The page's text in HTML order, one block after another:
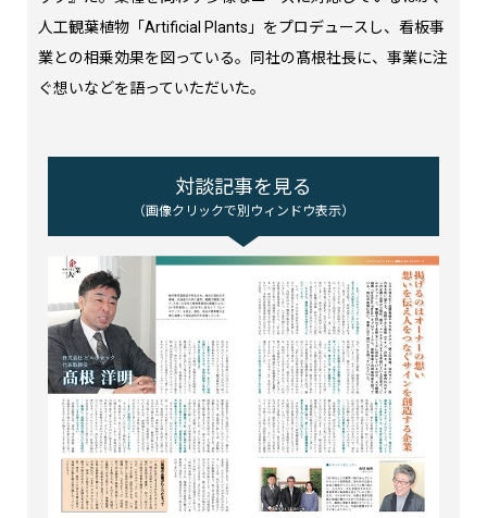
人工観葉植物「Artificial Plants」をプロデュースし、看板事
業との相乗効果を図っている。同社の髙根社長に、事業に注
ぐ想いなどを語っていただいた。
対談記事を見る
（画像クリックで別ウィンドウ表示）